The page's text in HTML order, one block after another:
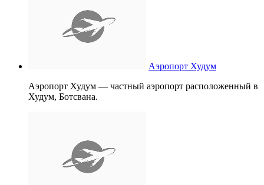
Аэропорт Худум
Аэропорт Худум — частный аэропорт расположенный в
Худум, Ботсвана.